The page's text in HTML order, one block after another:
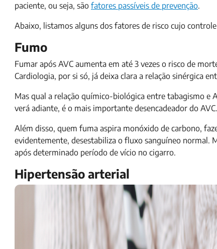
paciente, ou seja, são fatores passíveis de prevenção.
Abaixo, listamos alguns dos fatores de risco cujo
Fumo
Fumar após AVC aumenta em até 3 vezes o risco de
Cardiologia, por si só, já deixa clara a relação sinérgica
Mas qual a relação químico-biológica entre tabagismo e
verá adiante, é o mais importante desencadeador do AVC.
Além disso, quem fuma aspira monóxido de carbono,
evidentemente, desestabiliza o fluxo sanguíneo normal.
após determinado período de vício no cigarro.
Hipertensão arterial